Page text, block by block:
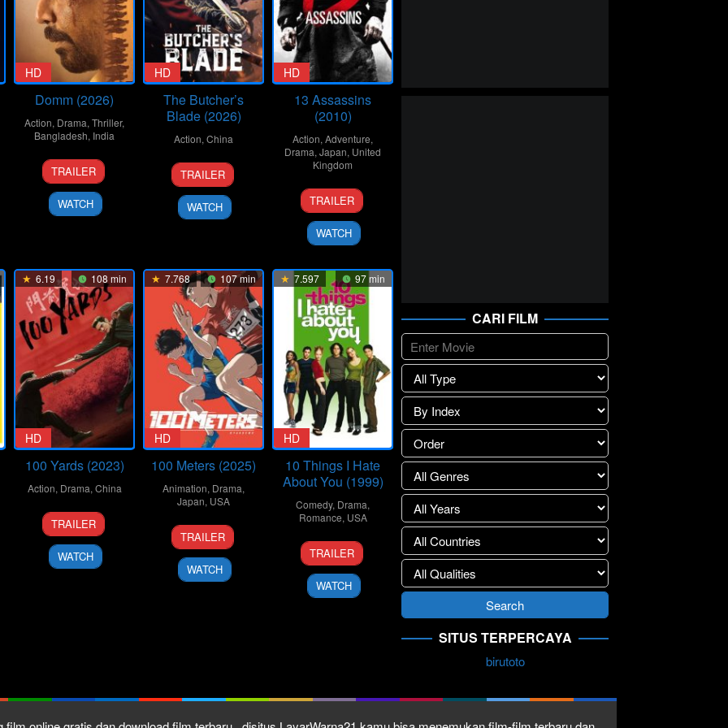
HD
Domm (2026)
Action, Drama, Thriller,
Bangladesh, India
21
Mar
2026
Redoan
Rony
TRAILER
WATCH
HD
The Butcher’s
Blade (2026)
Action, China
8
Jan
2026
Liu
Wenpu
TRAILER
WATCH
HD
13 Assassins
(2010)
Action, Adventure,
Drama, Japan, United
Kingdom
25
Sep
2010
Takashi
Miike
TRAILER
WATCH
6.19 108 min
HD
100 Yards (2023)
Action, Drama, China
20
Sep
2024
Xu
Junfeng
TRAILER
WATCH
7.768 107 min
HD
100 Meters (2025)
Animation, Drama,
Japan, USA
19
Sep
2025
Kenji
Iwaisawa
TRAILER
WATCH
7.597 97 min
HD
10 Things I Hate
About You (1999)
Comedy, Drama,
Romance, USA
30
Mar
1999
Gil
Junger
TRAILER
WATCH
CARI FILM
SITUS TERPERCAYA
birutoto